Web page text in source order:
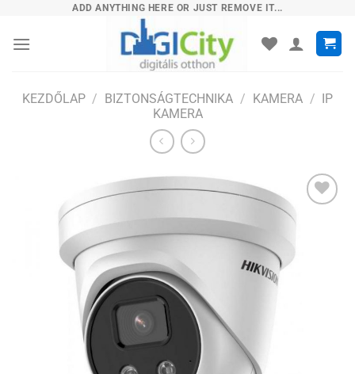
content
ADD ANYTHING HERE OR JUST REMOVE IT...
KEZDŐLAP / BIZTONSÁGTECHNIKA / KAMERA / IP
KAMERA
kívánságlistához